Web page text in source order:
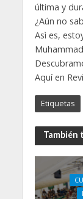
última y
¿Aún no
Asì es,
Aquí en
Etiquetas
También